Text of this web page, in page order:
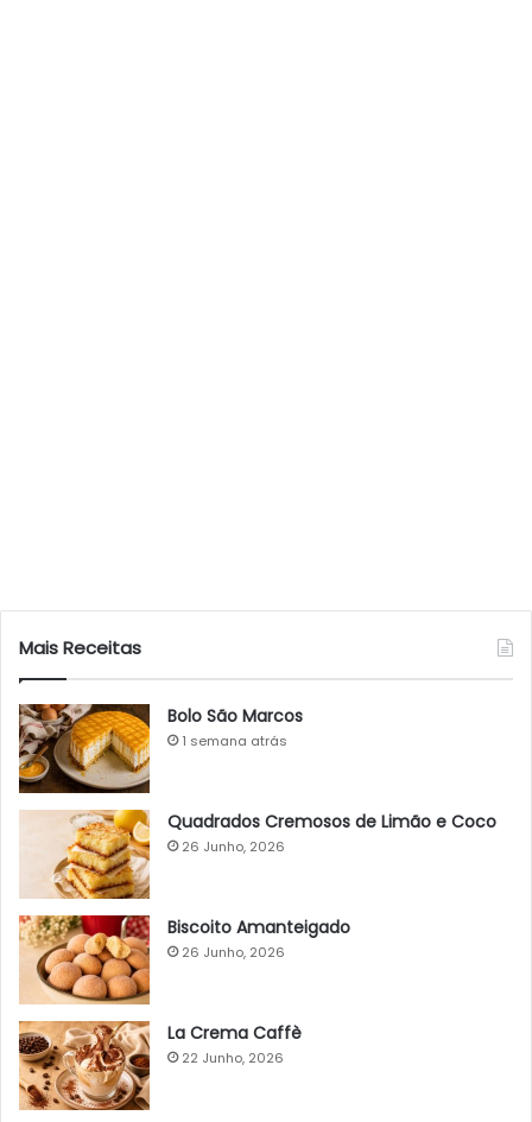
Mais Receitas
Bolo São Marcos
1 semana atrás
Quadrados Cremosos de Limão e Coco
26 Junho, 2026
Biscoito Amanteigado
26 Junho, 2026
La Crema Caffè
22 Junho, 2026